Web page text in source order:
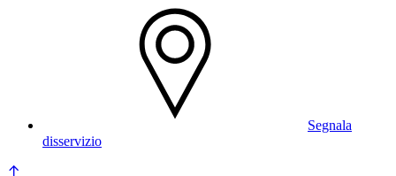
Segnala
disservizio